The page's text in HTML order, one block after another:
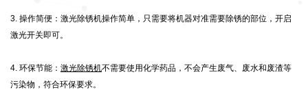
3. 操作简便：激光除锈机操作简单，只需要将机器对准需要除锈的部位，开启
激光开关即可。
4. 环保节能： 激光除锈机不需要使用化学药品，不会产生废气、废水和废渣等
污染物，符合环保要求。